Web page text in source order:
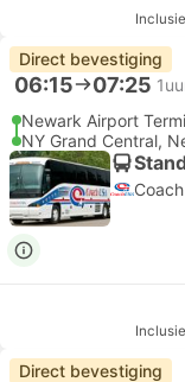
Direct bevestiging
06:15 07:25
Newark Airport
NY Grand Central,
Direct bevestiging